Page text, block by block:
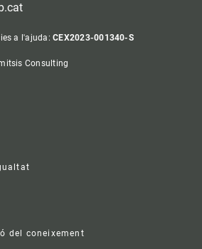
a l'ajuda:CEX2023-001340-S
Consulting
del coneixement